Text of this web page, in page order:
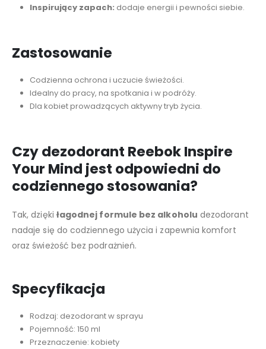
Inspirujący zapach: dodaje energii i pewności siebie.
Zastosowanie
Codzienna ochrona i uczucie świeżości.
Idealny do pracy, na spotkania i w podróży.
Dla kobiet prowadzących aktywny tryb życia.
Czy dezodorant Reebok Inspire
Your Mind jest odpowiedni do
codziennego stosowania?
Tak, dzięki łagodnej formule bez alkoholu dezodorant
nadaje się do codziennego użycia i zapewnia komfort
oraz świeżość bez podrażnień.
Specyfikacja
Rodzaj: dezodorant w sprayu
Pojemność: 150 ml
Przeznaczenie: kobiety